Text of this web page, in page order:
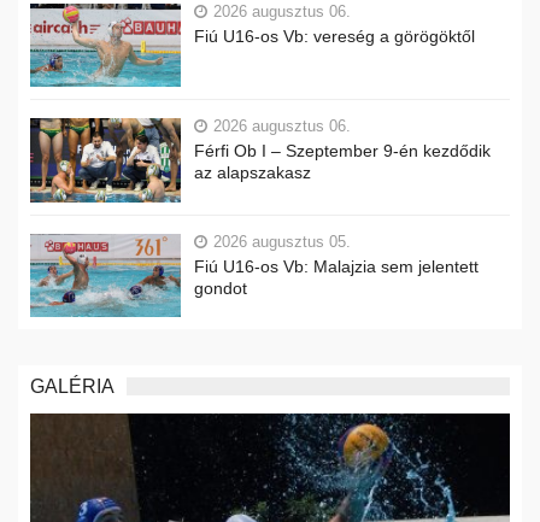
2026 augusztus 06.
Fiú U16-os Vb: vereség a görögöktől
2026 augusztus 06.
Férfi Ob I – Szeptember 9-én kezdődik
az alapszakasz
2026 augusztus 05.
Fiú U16-os Vb: Malajzia sem jelentett
gondot
GALÉRIA